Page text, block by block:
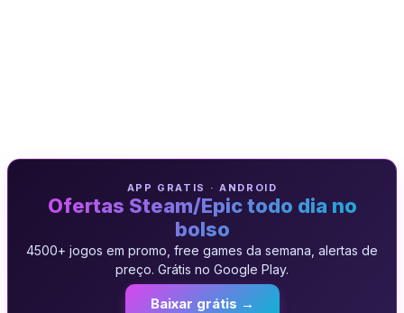
APP GRATIS · ANDROID
Ofertas Steam/Epic todo dia no
bolso
4500+ jogos em promo, free games da semana, alertas de
preço. Grátis no Google Play.
Baixar grátis →